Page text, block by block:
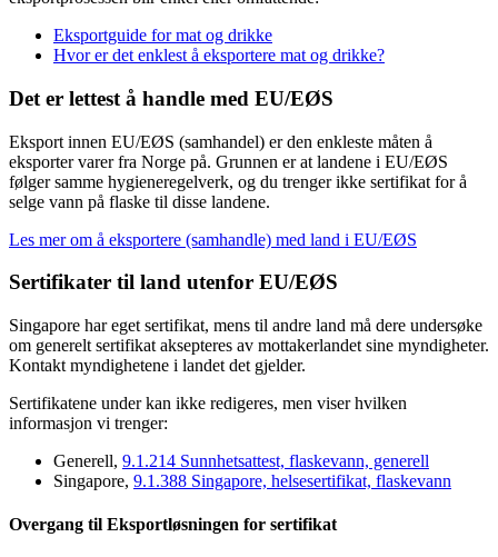
Eksportguide for mat og drikke
Hvor er det enklest å eksportere mat og drikke?
Det er lettest å handle med EU/EØS
Eksport innen EU/EØS (samhandel) er den enkleste måten å
eksporter varer fra Norge på. Grunnen er at landene i EU/EØS
følger samme hygieneregelverk, og du trenger ikke sertifikat for å
selge vann på flaske til disse landene.
Les mer om å eksportere (samhandle) med land i EU/EØS
Sertifikater til land utenfor EU/EØS
Singapore har eget sertifikat, mens til andre land må dere undersøke
om generelt sertifikat aksepteres av mottakerlandet sine myndigheter.
Kontakt myndighetene i landet det gjelder.
Sertifikatene under kan ikke redigeres, men viser hvilken
informasjon vi trenger:
Generell, 9.1.214 Sunnhetsattest, flaskevann, generell
Singapore, 9.1.388 Singapore, helsesertifikat, flaskevann
Overgang til Eksportløsningen for sertifikat